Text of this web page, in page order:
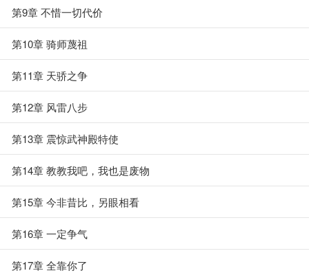
第9章 不惜一切代价
第10章 骑师蔑祖
第11章 天骄之争
第12章 风雷八步
第13章 震惊武神殿特使
第14章 教教我吧，我也是废物
第15章 今非昔比，另眼相看
第16章 一定争气
第17章 全靠你了